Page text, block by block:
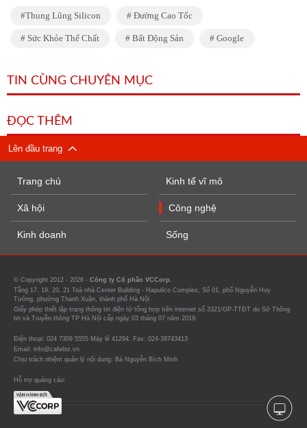
Thung Lũng Silicon Đường Cao Tốc
Sức Khỏe Thể Chất Bất Động Sản Google
TIN CÙNG CHUYÊN MỤC
ĐỌC THÊM
Lên đầu trang
Trang chủ
Xã hội
Kinh doanh
Kinh tế vĩ mô
Công nghệ
Sống
© Copyright 2012 - 2026 - Công ty Cổ phần VCCorp.
Tầng 17, 19, 20, 21 Toà nhà Center Building - Hapulico Complex, Số 01, phố Nguyễn Huy
Tưởng, phường Thanh Xuân, thành phố Hà Nội
Giấy phép thiết lập trang thông tin điện tử tổng hợp trên internet số 3321/GP-TTĐT do Sở Thông
tin và Truyền thông TP Hà Nội cấp ngày 03 tháng 07 năm 2019.
Điện thoại: 024 7309 5555 Máy lẻ 41294. Fax: 024-39743413
Email: info@cafebiz.vn
Chịu trách nhiệm quản lý nội dung: Bà Nguyễn Bích Minh
Hỗ trợ quảng cáo: